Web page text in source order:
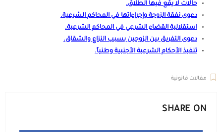
حالات لا يقع فيها الطلاق.
دعوى نفقة الزوجة وإجراءاتها في المحاكم الشرعية.
استقلالية القضاء الشرعي في المحاكم الشرعية.
دعوى التفريق بين الزوجين بسبب النزاع والشقاق.
تنفيذ الأحكام الشرعية الأجنبية وطنياً.
مقالات قانونية
SHARE ON